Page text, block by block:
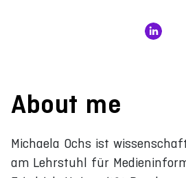
About me
Michaela Ochs ist
am Lehrstuhl für